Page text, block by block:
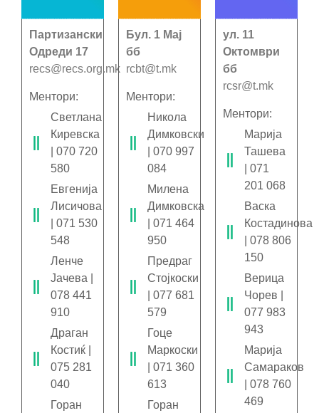
Партизански
Одреди 17
recs@recs.org.mk
Ментори:
Светлана
Киревска
| 070 720
580
Евгенија
Лисичова
| 071 530
548
Ленче
Јачева |
078 441
910
Драган
Костиќ |
075 281
040
Горан
Бул. 1 Мај
бб
rcbt@t.mk
Ментори:
Никола
Димковски
| 070 997
084
Милена
Димковска
| 071 464
950
Предраг
Стојкоски
| 077 681
579
Гоце
Маркоски
| 071 360
613
Горан
ул. 11
Октомври
бб
rcsr@t.mk
Ментори:
Марија
Ташева
| 071
201 068
Васка
Костадинова
| 078 806
150
Верица
Чорев |
077 983
943
Марија
Самараков
| 078 760
469